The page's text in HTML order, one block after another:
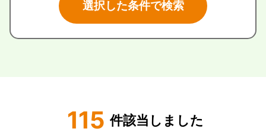
115 件該当しました